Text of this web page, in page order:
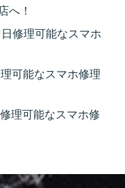
へ！
修理可能なスマホ
可能なスマホ修理
理可能なスマホ修